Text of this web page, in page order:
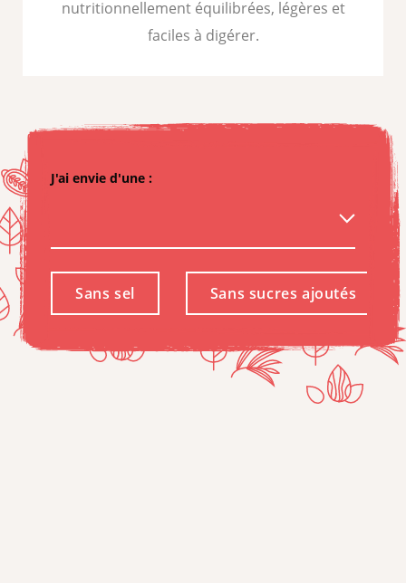
nutritionnellement équilibrées, légères et
faciles à digérer.
J'ai envie d'une :
Sans sel Sans sucres ajoutés